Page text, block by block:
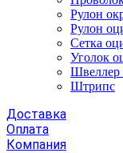
Рулон
Рулон
Сетка
Уголок
Швеллер
Штрипс
Доставка
Оплата
Компания